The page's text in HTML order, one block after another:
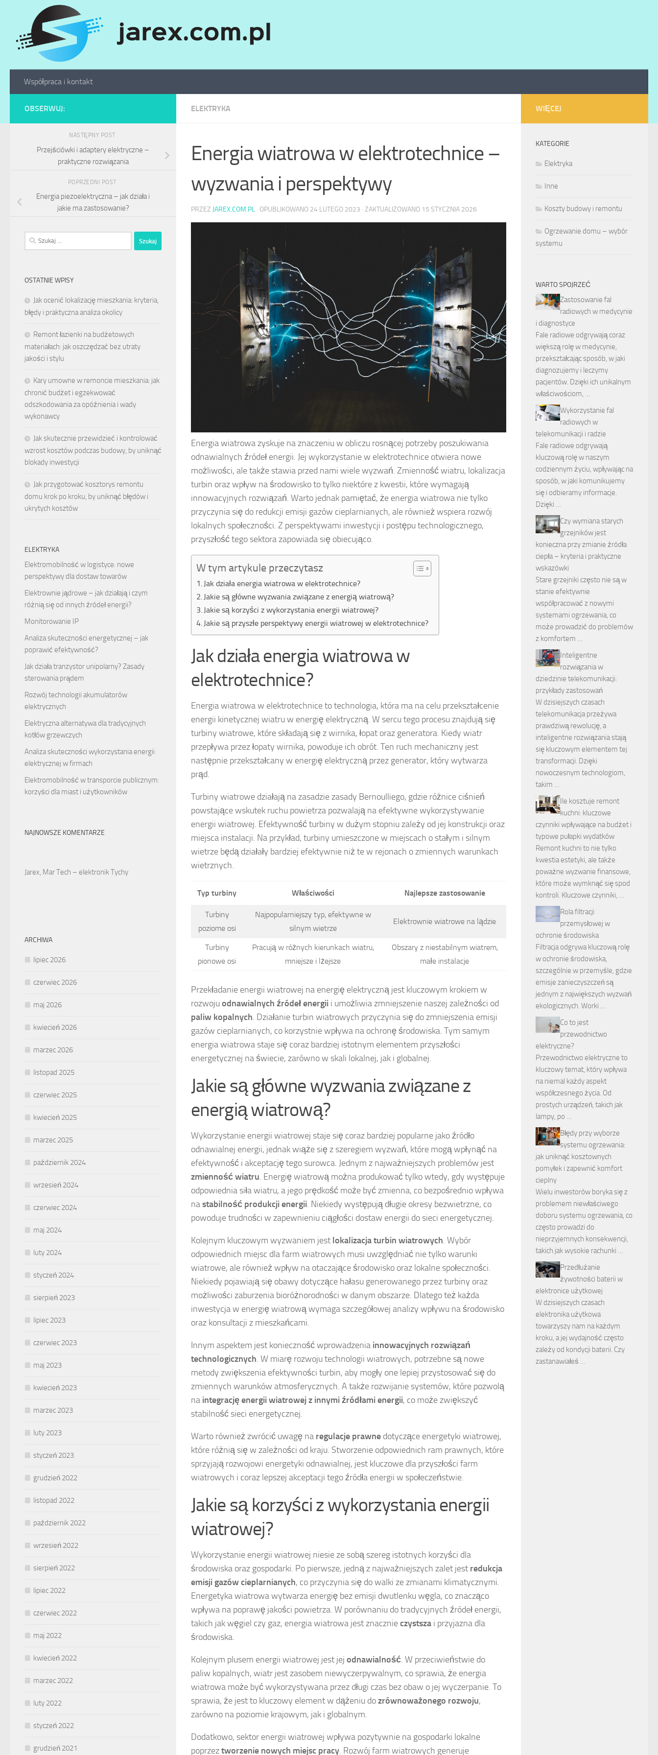
Skip to content
Współpraca i kontakt
ELEKTRYKA
Energia wiatrowa w elektrotechnice –
wyzwania i perspektywy
PRZEZ JAREX.COM.PL · OPUBLIKOWANO 24 LUTEGO 2023 · ZAKTUALIZOWANO 15 STYCZNIA 2026
Energia wiatrowa zyskuje na znaczeniu w obliczu rosnącej potrzeby poszukiwania
odnawialnych źródeł energii. Jej wykorzystanie w elektrotechnice otwiera nowe
możliwości, ale także stawia przed nami wiele wyzwań. Zmienność wiatru, lokalizacja
turbin oraz wpływ na środowisko to tylko niektóre z kwestii, które wymagają
innowacyjnych rozwiązań. Warto jednak pamiętać, że energia wiatrowa nie tylko
przyczynia się do redukcji emisji gazów cieplarnianych, ale również wspiera rozwój
lokalnych społeczności. Z perspektywami inwestycji i postępu technologicznego,
przyszłość tego sektora zapowiada się obiecująco.
W tym artykule przeczytasz
Jak działa energia wiatrowa w elektrotechnice?
Jakie są główne wyzwania związane z energią wiatrową?
Jakie są korzyści z wykorzystania energii wiatrowej?
Jakie są przyszłe perspektywy energii wiatrowej w elektrotechnice?
Jak działa energia wiatrowa w
elektrotechnice?
Energia wiatrowa w elektrotechnice to technologia, która ma na celu przekształcenie
energii kinetycznej wiatru w energię elektryczną. W sercu tego procesu znajdują się
turbiny wiatrowe, które składają się z wirnika, łopat oraz generatora. Kiedy wiatr
przepływa przez łopaty wirnika, powoduje ich obrót. Ten ruch mechaniczny jest
następnie przekształcany w energię elektryczną przez generator, który wytwarza
prąd.
Turbiny wiatrowe działają na zasadzie zasady Bernoulliego, gdzie różnice ciśnień
powstające wskutek ruchu powietrza pozwalają na efektywne wykorzystywanie
energii wiatrowej. Efektywność turbiny w dużym stopniu zależy od jej konstrukcji oraz
miejsca instalacji. Na przykład, turbiny umieszczone w miejscach o stałym i silnym
wietrze będą działały bardziej efektywnie niż te w rejonach o zmiennych warunkach
wietrznych.
Typ turbiny Właściwości Najlepsze zastosowanie
Turbiny
poziome osi
Najpopularniejszy typ, efektywne w
silnym wietrze
Elektrownie wiatrowe na lądzie
Turbiny
pionowe osi
Pracują w różnych kierunkach wiatru,
mniejsze i lżejsze
Obszary z niestabilnym wiatrem,
małe instalacje
Przekładanie energii wiatrowej na energię elektryczną jest kluczowym krokiem w
rozwoju odnawialnych źródeł energii i umożliwia zmniejszenie naszej zależności od
paliw kopalnych. Działanie turbin wiatrowych przyczynia się do zmniejszenia emisji
gazów cieplarnianych, co korzystnie wpływa na ochronę środowiska. Tym samym
energia wiatrowa staje się coraz bardziej istotnym elementem przyszłości
energetycznej na świecie, zarówno w skali lokalnej, jak i globalnej.
Jakie są główne wyzwania związane z
energią wiatrową?
Wykorzystanie energii wiatrowej staje się coraz bardziej popularne jako źródło
odnawialnej energii, jednak wiąże się z szeregiem wyzwań, które mogą wpłynąć na
efektywność i akceptację tego surowca. Jednym z najważniejszych problemów jest
zmienność wiatru. Energię wiatrową można produkować tylko wtedy, gdy występuje
odpowiednia siła wiatru, a jego prędkość może być zmienna, co bezpośrednio wpływa
nastabilność produkcji energii. Niekiedy występują długie okresy bezwietrzne, co
powoduje trudności w zapewnieniu ciągłości dostaw energii do sieci energetycznej.
Kolejnym kluczowym wyzwaniem jest lokalizacja turbin wiatrowych. Wybór
odpowiednich miejsc dla farm wiatrowych musi uwzględniać nie tylko warunki
wiatrowe, ale również wpływ na otaczające środowisko oraz lokalne społeczności.
Niekiedy pojawiają się obawy dotyczące hałasu generowanego przez turbiny oraz
możliwości zaburzenia bioróżnorodności w danym obszarze. Dlatego też każda
inwestycja w energię wiatrową wymaga szczegółowej analizy wpływu na środowisko
oraz konsultacji z mieszkańcami.
Innym aspektem jest konieczność wprowadzenia innowacyjnych rozwiązań
technologicznych. W miarę rozwoju technologii wiatrowych, potrzebne są nowe
metody zwiększenia efektywności turbin, aby mogły one lepiej przystosować się do
zmiennych warunków atmosferycznych. A także rozwijanie systemów, które pozwolą
na integrację energii wiatrowej z innymi źródłami energii, co może zwiększyć
stabilność sieci energetycznej.
Warto również zwrócić uwagę na regulacje prawne dotyczące energetyki wiatrowej,
które różnią się w zależności od kraju. Stworzenie odpowiednich ram prawnych, które
sprzyjają rozwojowi energetyki odnawialnej, jest kluczowe dla przyszłości farm
wiatrowych i coraz lepszej akceptacji tego źródła energii w społeczeństwie.
Jakie są korzyści z wykorzystania energii
wiatrowej?
Wykorzystanie energii wiatrowej niesie ze sobą szereg istotnych korzyści dla
środowiska oraz gospodarki. Po pierwsze, jedną z najważniejszych zalet jest redukcja
emisji gazów cieplarnianych, co przyczynia się do walki ze zmianami klimatycznymi.
Energetyka wiatrowa wytwarza energię bez emisji dwutlenku węgla, co znacząco
wpływa na poprawę jakości powietrza. W porównaniu do tradycyjnych źródeł energii,
takich jak węgiel czy gaz, energia wiatrowa jest znacznieczystsza i przyjazna dla
środowiska.
Kolejnym plusem energii wiatrowej jest jej odnawialność. W przeciwieństwie do
paliw kopalnych, wiatr jest zasobem niewyczerpywalnym, co sprawia, że energia
wiatrowa może być wykorzystywana przez długi czas bez obaw o jej wyczerpanie. To
sprawia, że jest to kluczowy element w dążeniu dozrównoważonego rozwoju,
zarówno na poziomie krajowym, jak i globalnym.
Dodatkowo, sektor energii wiatrowej wpływa pozytywnie na gospodarki lokalne
poprzeztworzenie nowych miejsc pracy. Rozwój farm wiatrowych generuje
OBSERWUJ:
NASTĘPNY POST
Przejściówki i adaptery elektryczne –
praktyczne rozwiązania
POPRZEDNI POST
Energia piezoelektryczna – jak działa i
jakie ma zastosowanie?
Szukaj:
OSTATNIE WPISY
Jak ocenić lokalizację mieszkania: kryteria,
błędy i praktyczna analiza okolicy
Remont łazienki na budżetowych
materiałach: jak oszczędzać bez utraty
jakości i stylu
Kary umowne w remoncie mieszkania: jak
chronić budżet i egzekwować
odszkodowania za opóźnienia i wady
wykonawcy
Jak skutecznie przewidzieć i kontrolować
wzrost kosztów podczas budowy, by uniknąć
blokady inwestycji
Jak przygotować kosztorys remontu
domu krok po kroku, by uniknąć błędów i
ukrytych kosztów
ELEKTRYKA
Elektromobilność w logistyce: nowe
perspektywy dla dostaw towarów
Elektrownie jądrowe – jak działają i czym
różnią się od innych źródeł energii?
Monitorowanie IP
Analiza skuteczności energetycznej – jak
poprawić efektywność?
Jak działa tranzystor unipolarny? Zasady
sterowania prądem
Rozwój technologii akumulatorów
elektrycznych
Elektryczna alternatywa dla tradycyjnych
kotłów grzewczych
Analiza skuteczności wykorzystania energii
elektrycznej w firmach
Elektromobilność w transporcie publicznym:
korzyści dla miast i użytkowników
NAJNOWSZE KOMENTARZE
Jarex, Mar Tech – elektronik Tychy
ARCHIWA
lipiec 2026
czerwiec 2026
maj 2026
kwiecień 2026
marzec 2026
listopad 2025
czerwiec 2025
kwiecień 2025
marzec 2025
październik 2024
wrzesień 2024
czerwiec 2024
maj 2024
luty 2024
styczeń 2024
sierpień 2023
lipiec 2023
czerwiec 2023
maj 2023
kwiecień 2023
marzec 2023
luty 2023
styczeń 2023
grudzień 2022
listopad 2022
październik 2022
wrzesień 2022
sierpień 2022
lipiec 2022
czerwiec 2022
maj 2022
kwiecień 2022
marzec 2022
luty 2022
styczeń 2022
grudzień 2021
WIĘCEJ
KATEGORIE
Elektryka
Inne
Koszty budowy i remontu
Ogrzewanie domu – wybór
systemu
WARTO SPOJRZEĆ
Zastosowanie fal
radiowych w medycynie
i diagnostyce
Fale radiowe odgrywają coraz
większą rolę w medycynie,
przekształcając sposób, w jaki
diagnozujemy i leczymy
pacjentów. Dzięki ich unikalnym
właściwościom, …
Wykorzystanie fal
radiowych w
telekomunikacji i radzie
Fale radiowe odgrywają
kluczową rolę w naszym
codziennym życiu, wpływając na
sposób, w jaki komunikujemy
się i odbieramy informacje.
Dzięki …
Czy wymiana starych
grzejników jest
konieczna przy zmianie źródła
ciepła – kryteria i praktyczne
wskazówki
Stare grzejniki często nie są w
stanie efektywnie
współpracować z nowymi
systemami ogrzewania, co
może prowadzić do problemów
z komfortem …
Inteligentne
rozwiązania w
dziedzinie telekomunikacji:
przykłady zastosowań
W dzisiejszych czasach
telekomunikacja przeżywa
prawdziwą rewolucję, a
inteligentne rozwiązania stają
się kluczowym elementem tej
transformacji. Dzięki
nowoczesnym technologiom,
takim …
Ile kosztuje remont
kuchni: kluczowe
czynniki wpływające na budżet i
typowe pułapki wydatków
Remont kuchni to nie tylko
kwestia estetyki, ale także
poważne wyzwanie finansowe,
które może wymknąć się spod
kontroli. Kluczowe czynniki, …
Rola filtracji
przemysłowej w
ochronie środowiska
Filtracja odgrywa kluczową rolę
w ochronie środowiska,
szczególnie w przemyśle, gdzie
emisje zanieczyszczeń są
jednym z największych wyzwań
ekologicznych. Worki …
Co to jest
przewodnictwo
elektryczne?
Przewodnictwo elektryczne to
kluczowy temat, który wpływa
na niemal każdy aspekt
współczesnego życia. Od
prostych urządzeń, takich jak
lampy, po …
Błędy przy wyborze
systemu ogrzewania:
jak uniknąć kosztownych
pomyłek i zapewnić komfort
cieplny
Wielu inwestorów boryka się z
problemem niewłaściwego
doboru systemu ogrzewania, co
często prowadzi do
nieprzyjemnych konsekwencji,
takich jak wysokie rachunki …
Przedłużanie
żywotności baterii w
elektronice użytkowej
W dzisiejszych czasach
elektronika użytkowa
towarzyszy nam na każdym
kroku, a jej wydajność często
zależy od kondycji baterii. Czy
zastanawiałeś …